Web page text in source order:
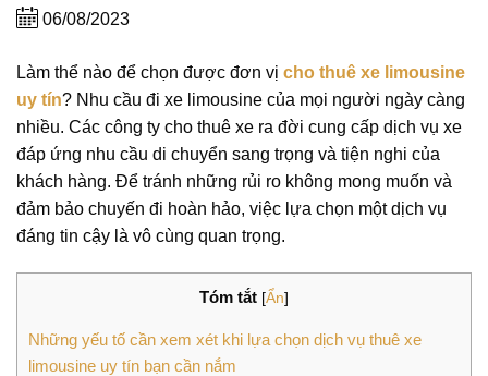
06/08/2023
Làm thể nào để chọn được đơn vị cho thuê xe limousine
uy tín? Nhu cầu đi xe limousine của mọi người ngày càng
nhiều. Các công ty cho thuê xe ra đời cung cấp dịch vụ xe
đáp ứng nhu cầu di chuyển sang trọng và tiện nghi của
khách hàng. Để tránh những rủi ro không mong muốn và
đảm bảo chuyến đi hoàn hảo, việc lựa chọn một dịch vụ
đáng tin cậy là vô cùng quan trọng.
Tóm tắt [Ẩn]
Những yếu tố cần xem xét khi lựa chọn dịch vụ thuê xe
limousine uy tín bạn cần nắm